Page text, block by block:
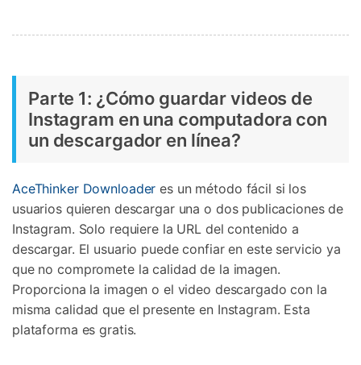
Parte 1: ¿Cómo guardar videos de
Instagram en una computadora con
un descargador en línea?
AceThinker Downloader es un método fácil si los
usuarios quieren descargar una o dos publicaciones de
Instagram. Solo requiere la URL del contenido a
descargar. El usuario puede confiar en este servicio ya
que no compromete la calidad de la imagen.
Proporciona la imagen o el video descargado con la
misma calidad que el presente en Instagram. Esta
plataforma es gratis.